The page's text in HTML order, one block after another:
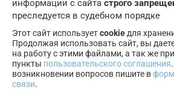
информации с сайта строго
преследуется в судебном порядке
Этот сайт используетcookie для
Продолжая использовать сайт, вы
на работу с этими файлами, а так же
пункты пользовательского соглашения
возникновении вопросов пишите в
связи.